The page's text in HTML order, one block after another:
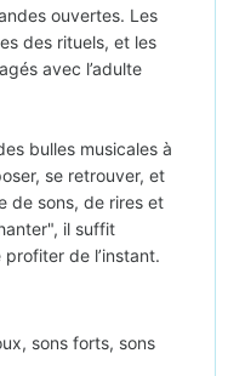
ouvertes. Les
des rituels, et les
avec l’adulte
bulles musicales à
se retrouver, et
de sons, de rires et
il suffit
de l’instant.
sons forts, sons